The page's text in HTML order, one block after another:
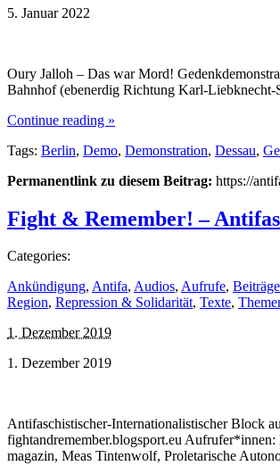
5. Januar 2022
Oury Jalloh – Das war Mord!
Bahnhof (ebenerdig Richtung Karl-
Continue reading »
Tags: Berlin, Demo, Demonstration, Dessau,
Permanentlink zu diesem Beitrag: https://
Fight & Remember! –
Categories:
Ankündigung, Antifa, Audios, Aufrufe, Beiträge
Region, Repression & Solidarität, Texte,
1. Dezember 2019
1. Dezember 2019
Antifaschistischer-Internationalistischer Block
fightandremember.blogsport.eu
magazin, Meas Tintenwolf, Proletarische